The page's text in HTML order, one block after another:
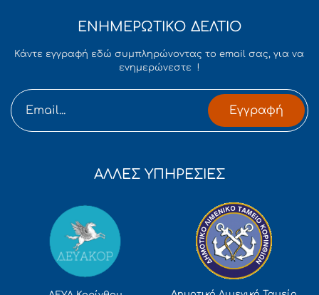
ΕΝΗΜΕΡΩΤΙΚΟ ΔΕΛΤΙΟ
Κάντε εγγραφή εδώ συμπληρώνοντας το email σας, για να
ενημερώνεστε !
Εγγραφή
ΑΛΛΕΣ ΥΠΗΡΕΣΙΕΣ